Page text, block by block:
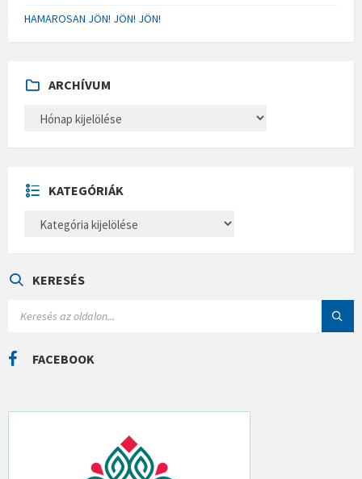
HAMAROSAN JÖN! JÖN! JÖN!
ARCHÍVUM
H
U
M
KATEGÓRIÁK
E
Á
KERESÉS
C
H
FACEBOOK